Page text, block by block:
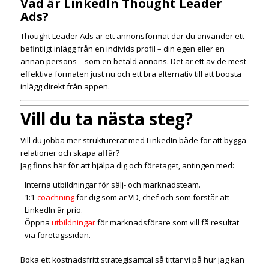
Vad är LinkedIn Thought Leader
Ads?
Thought Leader Ads är ett annonsformat där du använder ett
befintligt inlägg från en individs profil – din egen eller en
annan persons – som en betald annons. Det är ett av de mest
effektiva formaten just nu och ett bra alternativ till att boosta
inlägg direkt från appen.
Vill du ta nästa steg?
Vill du jobba mer strukturerat med LinkedIn både för att bygga
relationer och skapa affär?
Jag finns här för att hjälpa dig och företaget, antingen med:
Interna utbildningar för sälj- och marknadsteam.
1:1-coachningför dig som är VD, chef och som förstår att
LinkedIn är prio.
Öppna utbildningarför marknadsförare som vill få resultat
via företagssidan.
Boka ett kostnadsfritt strategisamtal så tittar vi på hur jag kan